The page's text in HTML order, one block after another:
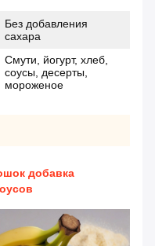
Без добавления
сахара
Смути, йогурт, хлеб,
соусы, десерты,
мороженое
добавка